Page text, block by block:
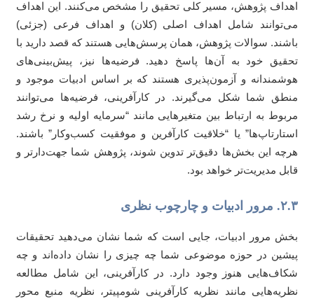
پژوهش، مسیر کلی تحقیق را مشخص می‌کنند. این اهداف
شامل اهداف اصلی (کلان) و اهداف فرعی (جزئی)
سوالات پژوهش، همان پرسش‌هایی هستند که قصد دارید با
خود به آن‌ها پاسخ دهید. فرضیه‌ها نیز، پیش‌بینی‌های
و آزمون‌پذیری هستند که بر اساس ادبیات موجود و
شما شکل می‌گیرند. در کارآفرینی، فرضیه‌ها می‌توانند
به ارتباط بین متغیرهایی مانند “سرمایه اولیه و نرخ رشد
یا “خلاقیت کارآفرین و موفقیت کسب‌وکار” باشند.
این بخش‌ها دقیق‌تر تدوین شوند، پژوهش شما جهت‌دارتر و
مدیریت‌تر خواهد بود.
مرور ادبیات، جایی است که شما نشان می‌دهید تحقیقات
در حوزه موضوعی شما چه چیزی را نشان داده‌اند و چه
هنوز وجود دارد. در کارآفرینی، این شامل مطالعه
مانند نظریه کارآفرینی شومپیتر، نظریه منبع محور